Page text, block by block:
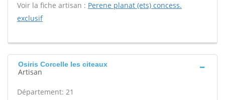
Voir la fiche artisan : Perene planat (ets) concess.
exclusif
Osiris Corcelle les citeaux
Artisan
Département: 21